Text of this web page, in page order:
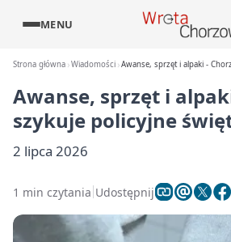
MENU
Strona główna Wiadomości Awanse, sprzęt i alpaki -
Awanse, sprzęt i
szykuje policyjne
2 lipca 2026
1 min czytania Udostępnij